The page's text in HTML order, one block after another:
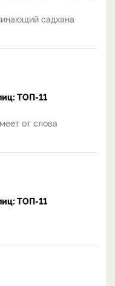
садхана
ТОП-11
от слова
ТОП-11